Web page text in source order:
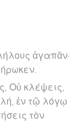
ἀγαπᾶν·
Οὐ κλέψεις,
ἐν τῷ λόγῳ
τὸν